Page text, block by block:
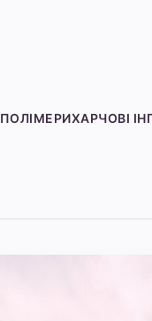
ПОЛІМЕРИХАРЧОВІ